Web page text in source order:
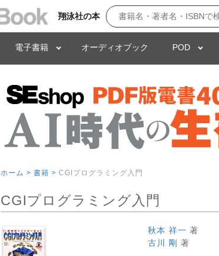
翔泳社の本
電子書籍 オーディオブック POD
ホーム > 書籍 > CGIプログラミング入門
CGIプログラミング入門
秋本 祥一 著
古川 剛 著